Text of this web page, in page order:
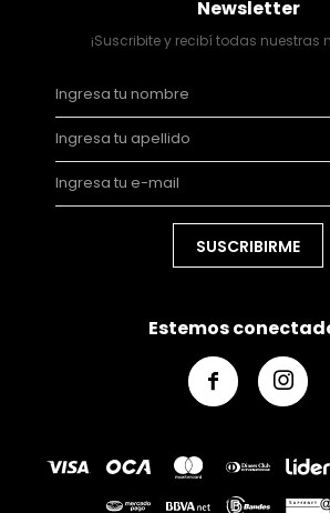
Newsletter
¡Suscribite y recibí todas nuestras
SUSCRIBIRME
Estemos
 